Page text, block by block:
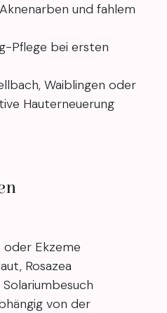
und fahlem
Pflege bei ersten
Waiblingen oder
Hauterneuerung
oder Ekzeme
Rosazea
von der